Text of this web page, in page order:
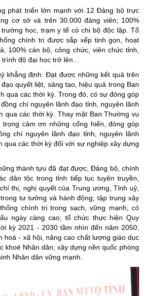
phát triển lớn mạnh với 12 Đảng bộ trực
cơ sở và trên 30.000 đảng viên; 100%
học, trạm y tế có chi bộ độc lập. Tổ
chính trị được sắp xếp tinh gọn, hoạt
100% cán bộ, công chức, viên chức tỉnh,
độ đại học trở lên…
khẳng định: Đạt được những kết quả trên
quyết liệt, sáng tạo, hiệu quả trong Ban
qua các thời kỳ. Trong đó, có sự đóng góp
chí nguyên lãnh đạo tỉnh, nguyên lãnh
qua các thời kỳ. Thay mặt Ban Thường vụ
cảm ơn những cống hiến, đóng góp
chí nguyên lãnh đạo tỉnh, nguyên lãnh
qua các thời kỳ đối với sự nghiệp xây dựng
thành tựu đã đạt được, Đảng bộ, chính
dân tộc trong tỉnh tiếp tục tuyên truyền,
thị, nghị quyết của Trung ương, Tỉnh uỷ,
tư tưởng và hành động; tập trung xây
chính trị trong sạch, vững mạnh, có
ngày càng cao; tổ chức thực hiện Quy
kỳ 2021 - 2030 tầm nhìn đến năm 2050;
hoá - xã hội, nâng cao chất lượng giáo dục
khoẻ Nhân dân; xây dựng nền quốc phòng
Nhân dân vững mạnh.